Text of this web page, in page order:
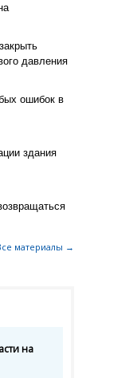
давления
ошибок в
здания
материалы →
на